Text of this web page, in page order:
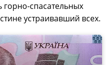
горно-спасательных
устраивавший всех.